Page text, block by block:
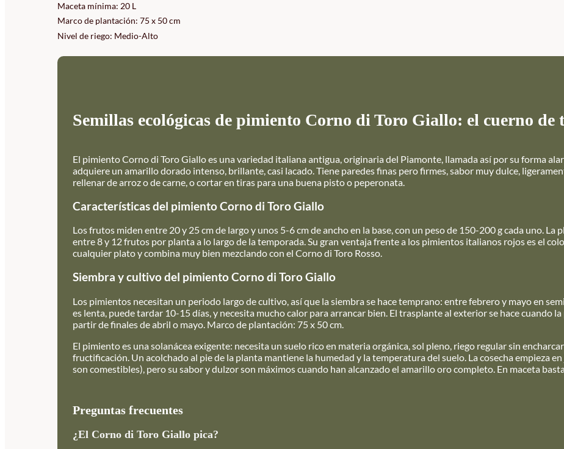
Maceta mínima: 20 L
Marco de plantación: 75 x 50 cm
Nivel de riego: Medio-Alto
Semillas ecológicas de pimiento Corno di Toro Giallo: el cuerno
El pimiento Corno di Toro Giallo es una variedad italiana antigua, originaria del Piamonte, llamada así por su forma
adquiere un amarillo dorado intenso, brillante, casi lacado. Tiene paredes finas pero firmes, sabor muy dulce,
rellenar de arroz o de carne, o cortar en tiras para una buena pisto o peperonata.
Características del pimiento Corno di Toro Giallo
Los frutos miden entre 20 y 25 cm de largo y unos 5-6 cm de ancho en la base, con un peso de 150-200 g cada uno.
entre 8 y 12 frutos por planta a lo largo de la temporada. Su gran ventaja frente a los pimientos italianos rojos es el
cualquier plato y combina muy bien mezclando con el Corno di Toro Rosso.
Siembra y cultivo del pimiento Corno di Toro Giallo
Los pimientos necesitan un periodo largo de cultivo, así que la siembra se hace temprano: entre febrero y mayo en
es lenta, puede tardar 10-15 días, y necesita mucho calor para arrancar bien. El trasplante al exterior se hace cuando
partir de finales de abril o mayo. Marco de plantación: 75 x 50 cm.
El pimiento es una solanácea exigente: necesita un suelo rico en materia orgánica, sol pleno, riego regular sin
fructificación. Un acolchado al pie de la planta mantiene la humedad y la temperatura del suelo. La cosecha empieza
son comestibles), pero su sabor y dulzor son máximos cuando han alcanzado el amarillo oro completo. En maceta
Preguntas frecuentes
¿El Corno di Toro Giallo pica?